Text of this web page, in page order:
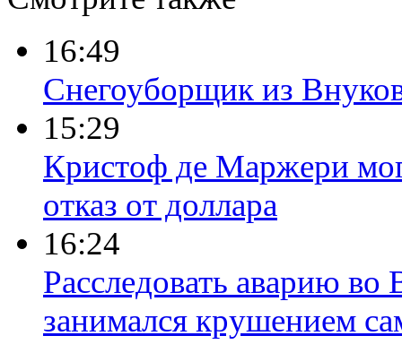
16:49
Снегоуборщик из
15:29
Кристоф де Маржери
отказ от доллара
16:24
Расследовать аварию во
занимался крушением